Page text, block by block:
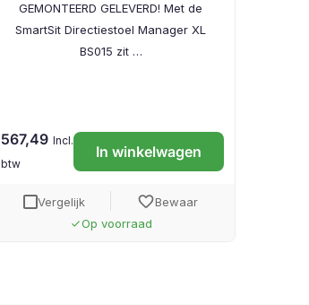
GEMONTEERD GELEVERD! Met de
SmartSit Directiestoel Manager XL
BS015 zit …
567,49 Incl.
btw
In winkelwagen
Vergelijk favoriteBewaar
doneOp voorraad